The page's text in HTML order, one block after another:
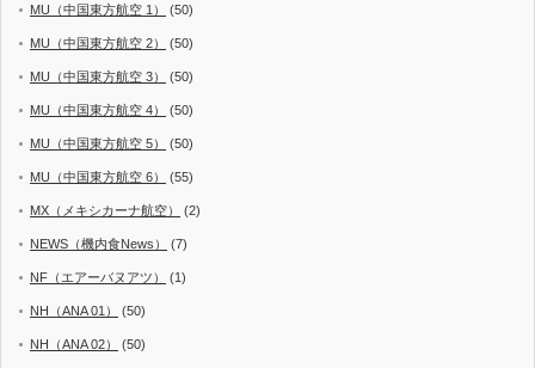
MU（中国東方航空 1） (50)
MU（中国東方航空 2） (50)
MU（中国東方航空 3） (50)
MU（中国東方航空 4） (50)
MU（中国東方航空 5） (50)
MU（中国東方航空 6） (55)
MX（メキシカーナ航空） (2)
NEWS（機内食News） (7)
NF（エアーバヌアツ） (1)
NH（ANA 01） (50)
NH（ANA 02） (50)